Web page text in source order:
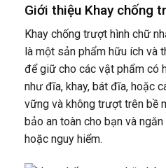
Giới thiệu Khay chống
Khay chống trượt hình chữ
là một sản phẩm hữu ích và
để giữ cho các vật phẩm có
như đĩa, khay, bát đĩa, hoặc
vững và không trượt trên bề
bảo an toàn cho bạn và
hoặc nguy hiểm.